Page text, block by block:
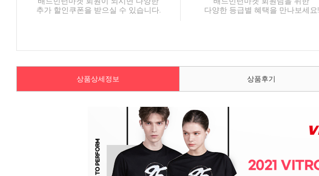
추가 할인쿠폰을 받으실 수 있습니다.
다양한 등급별 혜택을 만나보세요!
상품상세정보 상품후기